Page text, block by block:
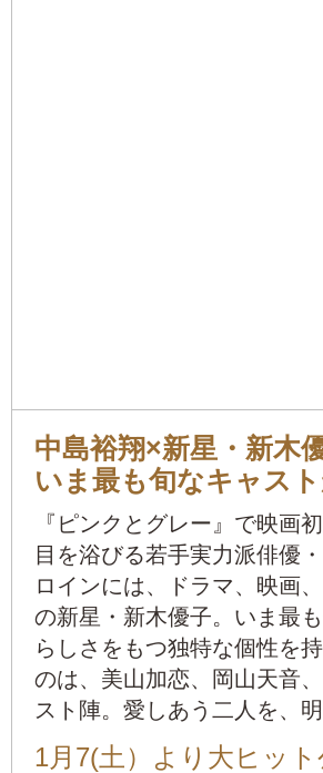
中島裕翔×新星・新木優
いま最も旬なキャス
『ピンクとグレー』で映画
目を浴びる若手実力派俳優
ロインには、ドラマ、映画
の新星・新木優子。いま最
らしさをもつ独特な個性を
のは、美山加恋、岡山天音
スト陣。愛しあう二人を、
1月7(土）より大ヒット